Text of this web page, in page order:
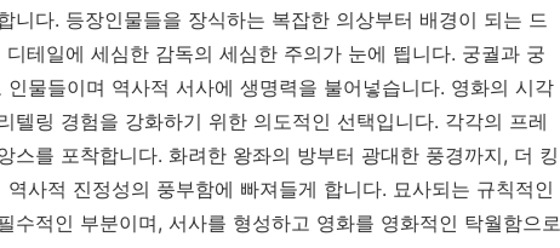
니다. 등장인물들을 장식하는 복잡한 의상부터 배경이 되는 드
테일에 세심한 감독의 세심한 주의가 눈에 띕니다. 궁궐과 궁
물들이며 역사적 서사에 생명력을 불어넣습니다. 영화의 시각
텔링 경험을 강화하기 위한 의도적인 선택입니다. 각각의 프레
스를 포착합니다. 화려한 왕좌의 방부터 광대한 풍경까지, 더 킹
사적 진정성의 풍부함에 빠져들게 합니다. 묘사되는 규칙적인
수적인 부분이며, 서사를 형성하고 영화를 영화적인 탁월함으로